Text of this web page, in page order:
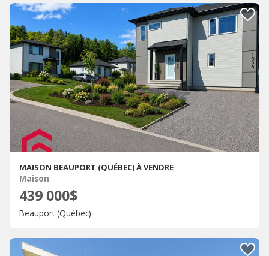
MAISON BEAUPORT (QUÉBEC) À VENDRE
Maison
439 000$
Beauport (Québec)